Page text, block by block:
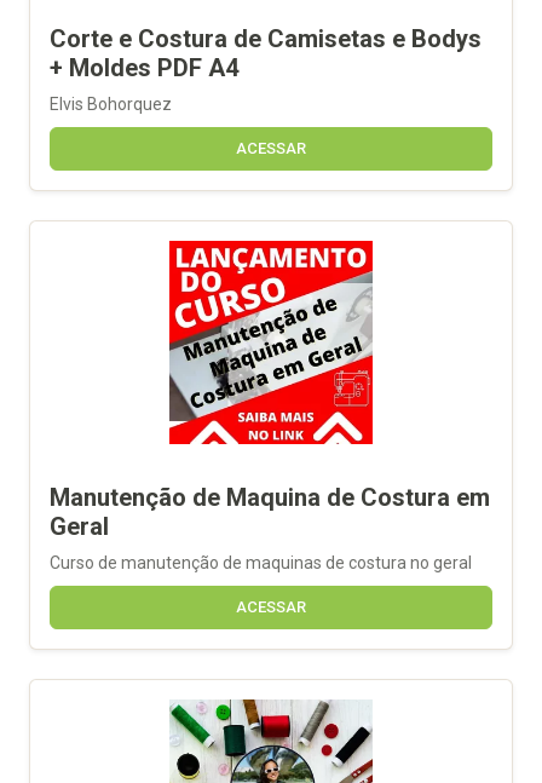
Corte e Costura de Camisetas e Bodys
+ Moldes PDF A4
Elvis Bohorquez
ACESSAR
Manutenção de Maquina de Costura em
Geral
Curso de manutenção de maquinas de costura no geral
ACESSAR